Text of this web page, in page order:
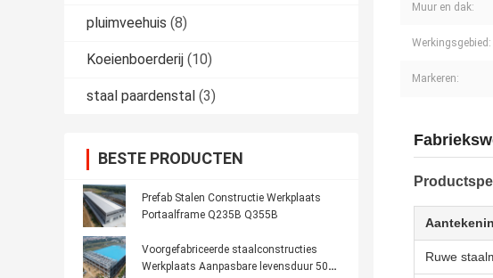
pluimveehuis (8)
Koeienboerderij (10)
staal paardenstal (3)
BESTE PRODUCTEN
Prefab Stalen Constructie Werkplaats
Portaalframe Q235B Q355B
Voorgefabriceerde staalconstructies
Werkplaats Aanpasbare levensduur 50
Muur en dak:
Werkingsgebied:
Markeren:
Ruwe